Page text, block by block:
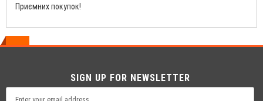
Приємних покупок!
SIGN UP FOR NEWSLETTER